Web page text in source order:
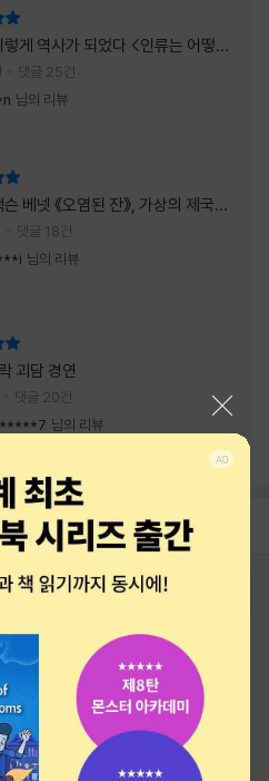
을 달고 살아간다. 몸의 일부이면서 한
표현하는 수단
사가 되었다 <인류는 어떻게
었나>
댓글 25건
님의 리뷰
베넷 《오염된 잔》, 가상의 제국이
미스터리 사건의 치밀함이 이루어
시너지...
댓글 18건
님의 리뷰
괴담 경연
댓글 20건
님의 리뷰
본 상품 주문/배송
1544-6399
중고샵 1566-4295
의/채팅상담
) 사업자 정보
리방침
청소년보호정책
개
거래처관계자께